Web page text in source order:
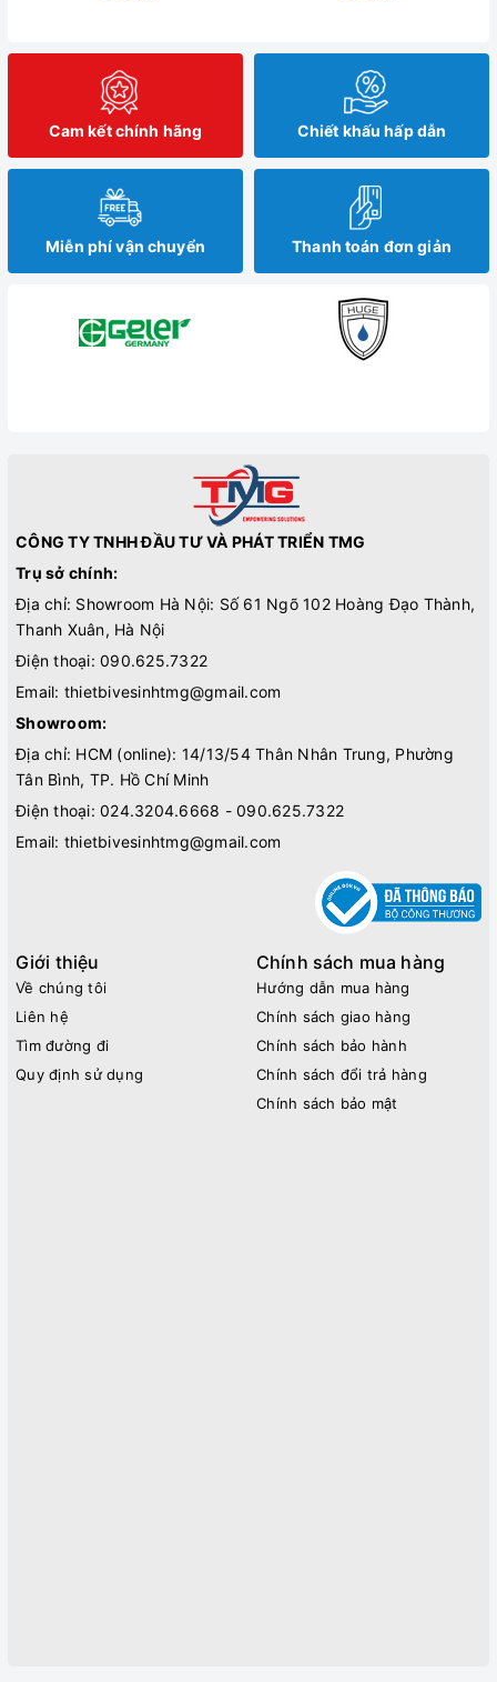
Cam kết chính hãng Chiết khấu hấp dẫn
Miễn phí vận chuyển Thanh toán đơn giản
CÔNG TY TNHH ĐẦU TƯ VÀ PHÁT TRIỂN TMG
Trụ sở chính:
Địa chỉ: Showroom Hà Nội: Số 61 Ngõ 102 Hoàng Đạo Thành,
Thanh Xuân, Hà Nội
Điện thoại: 090.625.7322
Email: thietbivesinhtmg@gmail.com
Showroom:
Địa chỉ: HCM (online): 14/13/54 Thân Nhân Trung, Phường
Tân Bình, TP. Hồ Chí Minh
Điện thoại: 024.3204.6668 - 090.625.7322
Email: thietbivesinhtmg@gmail.com
Giới thiệu
Về chúng tôi
Liên hệ
Tìm đường đi
Quy định sử dụng
Chính sách mua hàng
Hướng dẫn mua hàng
Chính sách giao hàng
Chính sách bảo hành
Chính sách đổi trả hàng
Chính sách bảo mật